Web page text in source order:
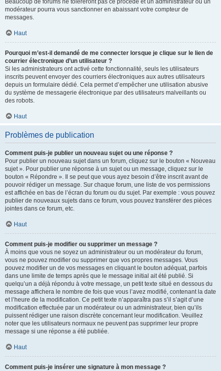
Beaucoup de forums ne toléreront pas ce procédé et un administrateur ou un
modérateur pourra vous sanctionner en abaissant votre compteur de
messages.
Haut
Pourquoi m’est-il demandé de me connecter lorsque je clique sur le lien de
courrier électronique d’un utilisateur ?
Si les administrateurs ont activé cette fonctionnalité, seuls les utilisateurs
inscrits peuvent envoyer des courriers électroniques aux autres utilisateurs
depuis un formulaire dédié. Cela permet d’empêcher une utilisation abusive
du système de messagerie électronique par des utilisateurs malveillants ou
des robots.
Haut
Problèmes de publication
Comment puis-je publier un nouveau sujet ou une réponse ?
Pour publier un nouveau sujet dans un forum, cliquez sur le bouton « Nouveau
sujet ». Pour publier une réponse à un sujet ou un message, cliquez sur le
bouton « Répondre ». Il se peut que vous ayez besoin d’être inscrit avant de
pouvoir rédiger un message. Sur chaque forum, une liste de vos permissions
est affichée en bas de l’écran du forum ou du sujet. Par exemple : vous pouvez
publier de nouveaux sujets dans ce forum, vous pouvez transférer des pièces
jointes dans ce forum, etc.
Haut
Comment puis-je modifier ou supprimer un message ?
À moins que vous ne soyez un administrateur ou un modérateur du forum,
vous ne pouvez modifier ou supprimer que vos propres messages. Vous
pouvez modifier un de vos messages en cliquant le bouton adéquat, parfois
dans une limite de temps après que le message initial ait été publié. Si
quelqu’un a déjà répondu à votre message, un petit texte situé en dessous du
message affichera le nombre de fois que vous l’avez modifié, contenant la date
et l’heure de la modification. Ce petit texte n’apparaîtra pas s’il s’agit d’une
modification effectuée par un modérateur ou un administrateur, bien qu’ils
puissent rédiger une raison discrète concernant leur modification. Veuillez
noter que les utilisateurs normaux ne peuvent pas supprimer leur propre
message si une réponse a été publiée.
Haut
Comment puis-je insérer une signature à mon message ?